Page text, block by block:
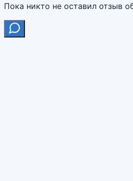
Пока никто не оставил отзыв